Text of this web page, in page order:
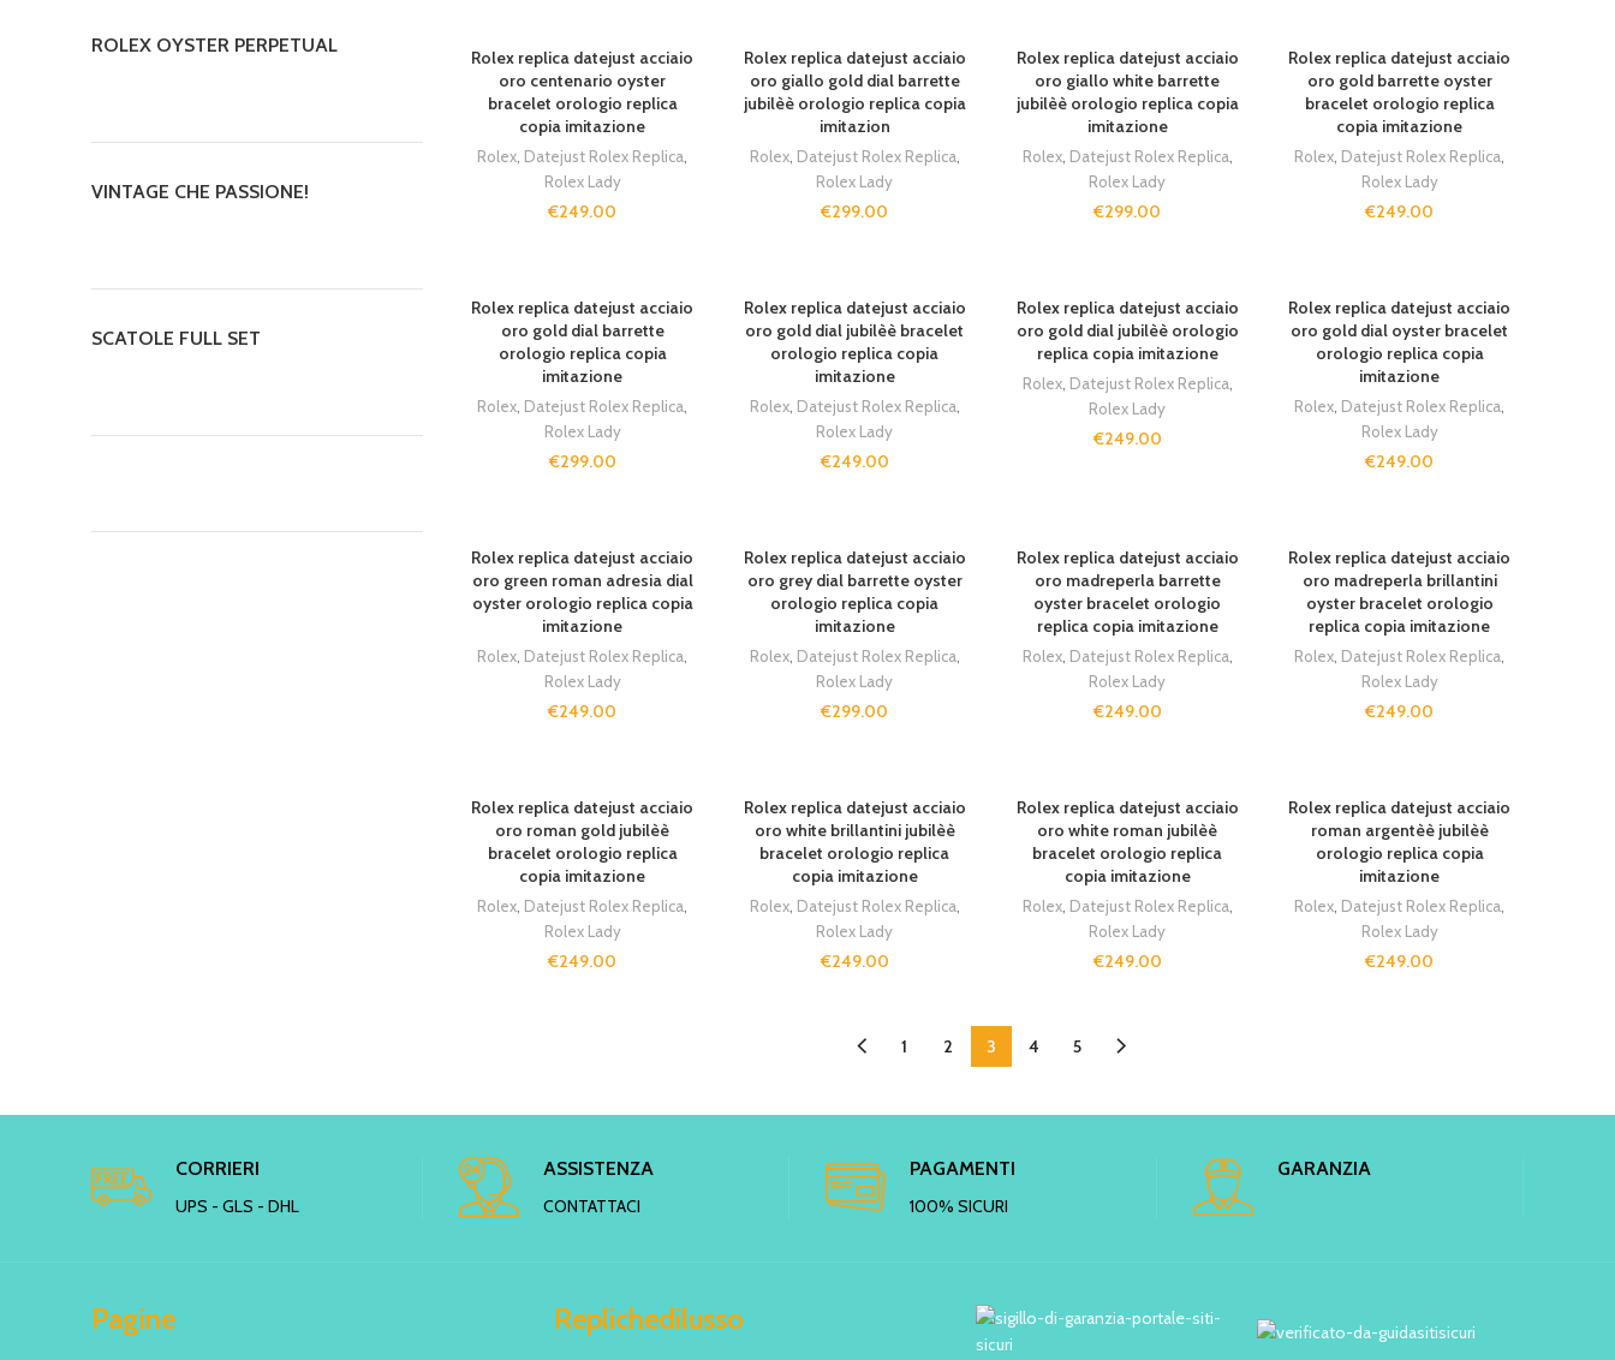
ROLEX OYSTER PERPETUAL
VINTAGE CHE PASSIONE!
SCATOLE FULL SET
Rolex replica datejust acciaio
oro centenario oyster
bracelet orologio replica
copia imitazione
Rolex, Datejust Rolex Replica,
Rolex Lady
€249.00
Rolex replica datejust acciaio
oro giallo gold dial barrette
jubilèè orologio replica copia
imitazion
Rolex, Datejust Rolex Replica,
Rolex Lady
€299.00
Rolex replica datejust acciaio
oro giallo white barrette
jubilèè orologio replica copia
imitazione
Rolex, Datejust Rolex Replica,
Rolex Lady
€299.00
Rolex replica datejust acciaio
oro gold barrette oyster
bracelet orologio replica
copia imitazione
Rolex, Datejust Rolex Replica,
Rolex Lady
€249.00
Rolex replica datejust acciaio
oro gold dial barrette
orologio replica copia
imitazione
Rolex, Datejust Rolex Replica,
Rolex Lady
€299.00
Rolex replica datejust acciaio
oro gold dial jubilèè bracelet
orologio replica copia
imitazione
Rolex, Datejust Rolex Replica,
Rolex Lady
€249.00
Rolex replica datejust acciaio
oro gold dial jubilèè orologio
replica copia imitazione
Rolex, Datejust Rolex Replica,
Rolex Lady
€249.00
Rolex replica datejust acciaio
oro gold dial oyster bracelet
orologio replica copia
imitazione
Rolex, Datejust Rolex Replica,
Rolex Lady
€249.00
Rolex replica datejust acciaio
oro green roman adresia dial
oyster orologio replica copia
imitazione
Rolex, Datejust Rolex Replica,
Rolex Lady
€249.00
Rolex replica datejust acciaio
oro grey dial barrette oyster
orologio replica copia
imitazione
Rolex, Datejust Rolex Replica,
Rolex Lady
€299.00
Rolex replica datejust acciaio
oro madreperla barrette
oyster bracelet orologio
replica copia imitazione
Rolex, Datejust Rolex Replica,
Rolex Lady
€249.00
Rolex replica datejust acciaio
oro madreperla brillantini
oyster bracelet orologio
replica copia imitazione
Rolex, Datejust Rolex Replica,
Rolex Lady
€249.00
Rolex replica datejust acciaio
oro roman gold jubilèè
bracelet orologio replica
copia imitazione
Rolex, Datejust Rolex Replica,
Rolex Lady
€249.00
Rolex replica datejust acciaio
oro white brillantini jubilèè
bracelet orologio replica
copia imitazione
Rolex, Datejust Rolex Replica,
Rolex Lady
€249.00
Rolex replica datejust acciaio
oro white roman jubilèè
bracelet orologio replica
copia imitazione
Rolex, Datejust Rolex Replica,
Rolex Lady
€249.00
Rolex replica datejust acciaio
roman argentèè jubilèè
orologio replica copia
imitazione
Rolex, Datejust Rolex Replica,
Rolex Lady
€249.00
1 2 3 4 5
CORRIERI
UPS - GLS - DHL
ASSISTENZA
CONTATTACI
PAGAMENTI
100% SICURI
GARANZIA
Pagine Replichedilusso